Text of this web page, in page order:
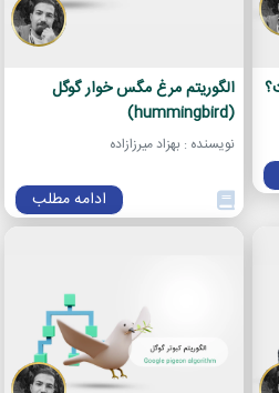
الگوریتم مرغ مگس خوار گوگل
(hummingbird)
نویسنده : بهزاد میرزازاده
ادامه مطلب